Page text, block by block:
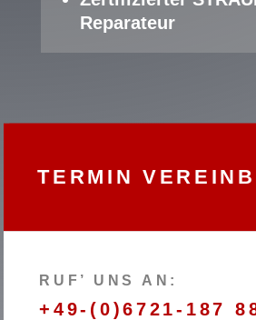
Reparateur
TERMIN
RUF’ UNS AN:
+49-(0)6721-187